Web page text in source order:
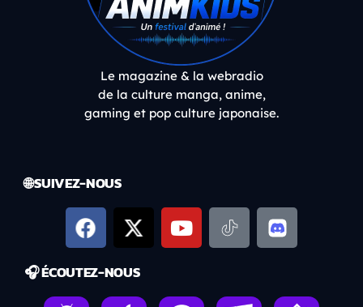
Le magazine & la webradio
de la culture manga, anime,
gaming et pop culture japonaise.
🌐 SUIVEZ-NOUS
🎧 ÉCOUTEZ-NOUS